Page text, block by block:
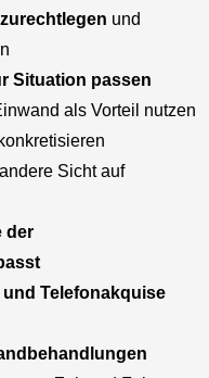
und
Situation passen
als Vorteil nutzen
Sicht auf
der
Telefonakquise